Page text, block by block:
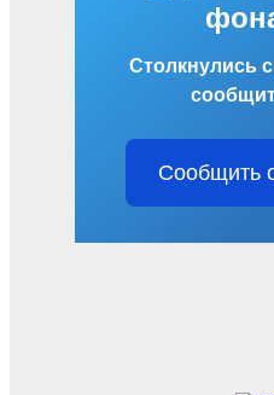
Столкнулись
Сообщить